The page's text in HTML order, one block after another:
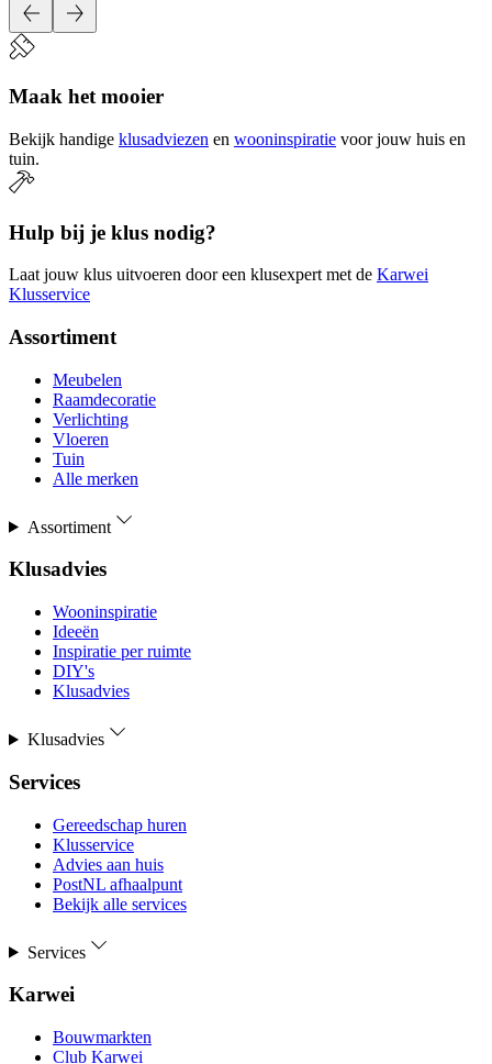
Maak het mooier
Bekijk handige klusadviezen en wooninspiratie voor jouw huis en
tuin.
Hulp bij je klus nodig?
Laat jouw klus uitvoeren door een klusexpert met de Karwei
Klusservice
Assortiment
Meubelen
Raamdecoratie
Verlichting
Vloeren
Tuin
Alle merken
Assortiment
Klusadvies
Wooninspiratie
Ideeën
Inspiratie per ruimte
DIY's
Klusadvies
Klusadvies
Services
Gereedschap huren
Klusservice
Advies aan huis
PostNL afhaalpunt
Bekijk alle services
Services
Karwei
Bouwmarkten
Club Karwei